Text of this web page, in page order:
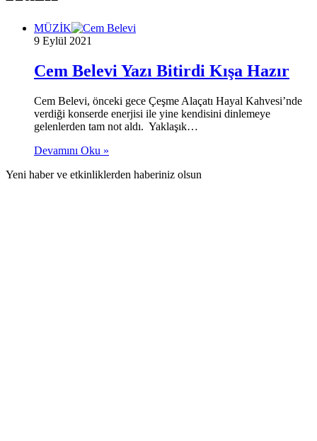
MÜZİK
9 Eylül 2021
Cem Belevi Yazı Bitirdi Kışa Hazır
Cem Belevi, önceki gece Çeşme Alaçatı Hayal Kahvesi’nde
verdiği konserde enerjisi ile yine kendisini dinlemeye
gelenlerden tam not aldı. Yaklaşık…
Devamını Oku »
Yeni haber ve etkinliklerden haberiniz olsun